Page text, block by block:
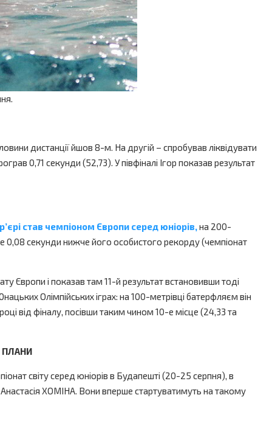
дистанції йшов 8-м. На другій – спробував ліквідувати
0,71 секунди (52,73). У півфіналі Ігор показав результат
став чемпіоном Європи серед юніорів,на 200-
0,08 секунди нижче його особистого рекорду (чемпіонат
і показав там 11-й результат встановивши тоді
Олімпійських іграх: на 100-метрівці батерфляєм він
від фіналу, посівши таким чином 10-е місце (24,33 та
ПЛАНИ
світу серед юніорів в Будапешті (20-25 серпня), в
ХОМІНА. Вони вперше стартуватимуть на такому